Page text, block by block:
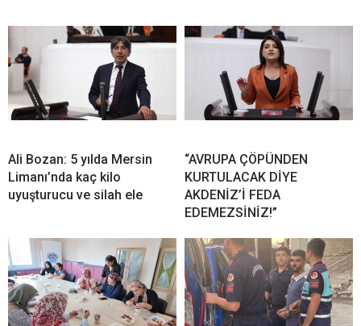
Ali Bozan: 5 yılda Mersin
Limanı’nda kaç kilo
uyuşturucu ve silah ele
“AVRUPA ÇÖPÜNDEN
KURTULACAK DİYE
AKDENİZ’İ FEDA
EDEMEZSİNİZ!”